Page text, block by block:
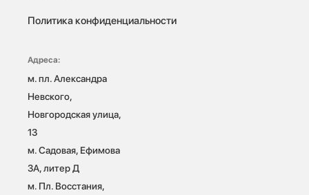
Политика конфиденциальности
Адреса:
м. пл. Александра
Невского,
Новгородская улица,
13
м. Садовая, Ефимова
3А, литер Д
м. Пл. Восстания,